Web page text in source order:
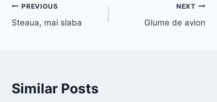
Post
navigation
PREVIOUS
Steaua, mai slaba
NEXT
Glume de avion
Similar Posts